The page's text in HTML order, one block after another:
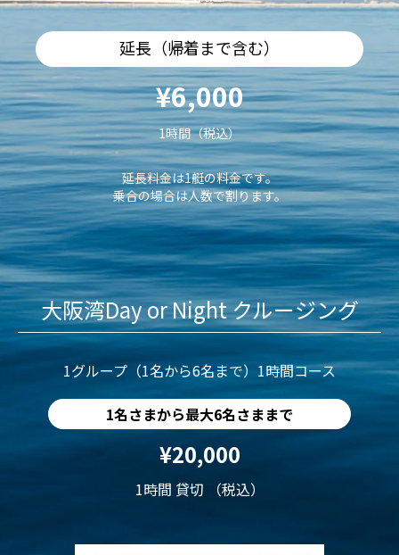
延長（帰着まで含む）
¥6,000
1時間（税込）
延長料金は1艇の料金です。
乗合の場合は人数で割ります。
大阪湾Day or Night クルージング
1グループ（1名から6名まで）1時間コース
1名さまから最大6名さままで
¥20,000
1時間 貸切 （税込）